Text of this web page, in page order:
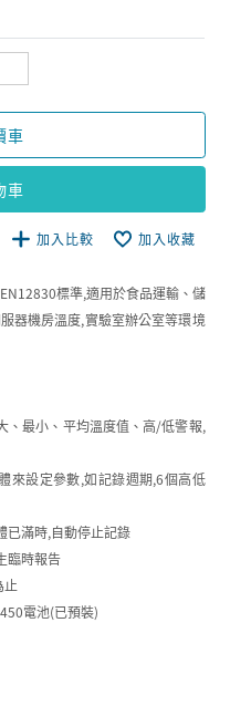
車
車
加入比較 加入收藏
標準,適用於食品運輸、儲
器機房溫度,實驗室辦公室等環境
、最小、平均溫度值、高/低警報,
來設定參數,如記錄週期,6個高低
已滿時,自動停止記錄
臨時報告
止
電池(已預裝)